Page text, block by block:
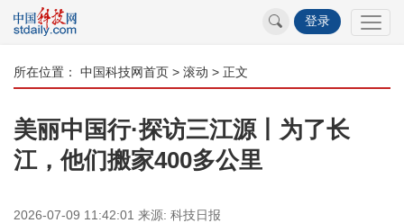
登录
所在位置： 中国科技网首页 > 滚动 > 正文
美丽中国行·探访三江源丨为了长
江，他们搬家400多公里
2026-07-09 11:42:01 来源: 科技日报